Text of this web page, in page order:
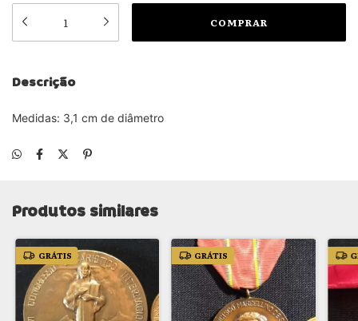
Descrição
Medidas: 3,1 cm de diâmetro
Produtos similares
GRÁTIS GRÁTIS